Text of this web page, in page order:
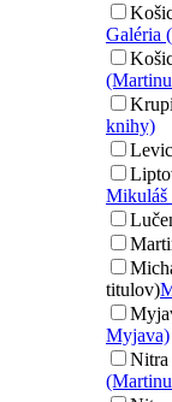
Galéria
knihy)
Mikuláš
titulov)
Myjava)
Nitra